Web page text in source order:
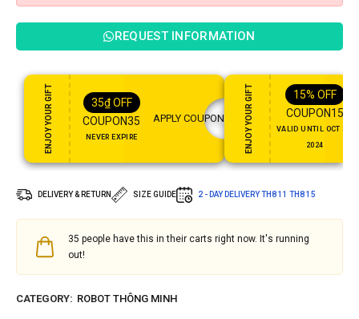
REQUEST INFORMATION
ENJOY YOUR GIFT 35₫ OFF
COUPON35
NEVER EXPIRE
APPLY COUPON ENJOY YOUR GIFT 15% OFF
COUPON15
VALID UNTIL OCT 31,
2024
DELIVERY & RETURN SIZE GUIDE 2 - DAY DELIVERYTH8 11 TH8 15
35 people have this in their carts right now. It's running
out!
CATEGORY: ROBOT THÔNG MINH